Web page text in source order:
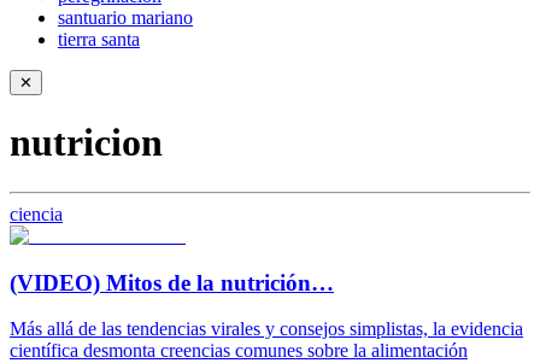
santuario mariano
tierra santa
✕
nutricion
ciencia
(VIDEO) Mitos de la nutrición…
Más allá de las tendencias virales y consejos simplistas, la evidencia
científica desmonta creencias comunes sobre la alimentación